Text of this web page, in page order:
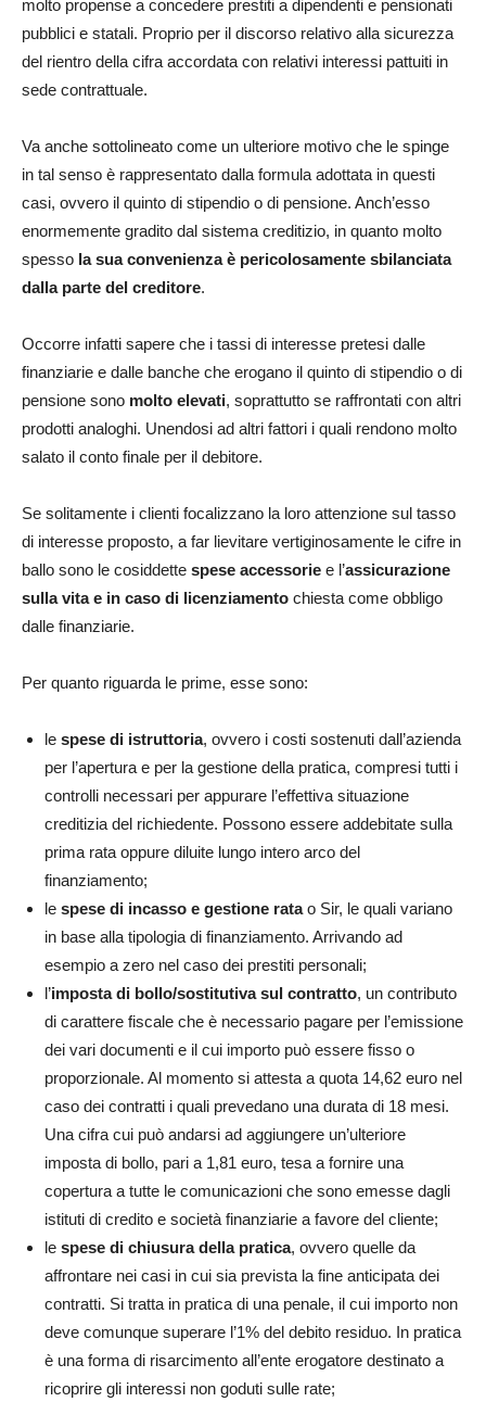
molto propense a concedere prestiti a dipendenti e pensionati
pubblici e statali. Proprio per il discorso relativo alla sicurezza
del rientro della cifra accordata con relativi interessi pattuiti in
sede contrattuale.
Va anche sottolineato come un ulteriore motivo che le spinge
in tal senso è rappresentato dalla formula adottata in questi
casi, ovvero il quinto di stipendio o di pensione. Anch’esso
enormemente gradito dal sistema creditizio, in quanto molto
spesso la sua convenienza è pericolosamente sbilanciata
dalla parte del creditore.
Occorre infatti sapere che i tassi di interesse pretesi dalle
finanziarie e dalle banche che erogano il quinto di stipendio o di
pensione sono molto elevati, soprattutto se raffrontati con altri
prodotti analoghi. Unendosi ad altri fattori i quali rendono molto
salato il conto finale per il debitore.
Se solitamente i clienti focalizzano la loro attenzione sul tasso
di interesse proposto, a far lievitare vertiginosamente le cifre in
ballo sono le cosiddette spese accessorie e l’assicurazione
sulla vita e in caso di licenziamento chiesta come obbligo
dalle finanziarie.
Per quanto riguarda le prime, esse sono:
le spese di istruttoria, ovvero i costi sostenuti dall’azienda
per l’apertura e per la gestione della pratica, compresi tutti i
controlli necessari per appurare l’effettiva situazione
creditizia del richiedente. Possono essere addebitate sulla
prima rata oppure diluite lungo intero arco del
finanziamento;
le spese di incasso e gestione ratao Sir, le quali variano
in base alla tipologia di finanziamento. Arrivando ad
esempio a zero nel caso dei prestiti personali;
l’imposta di bollo/sostitutiva sul contratto, un contributo
di carattere fiscale che è necessario pagare per l’emissione
dei vari documenti e il cui importo può essere fisso o
proporzionale. Al momento si attesta a quota 14,62 euro nel
caso dei contratti i quali prevedano una durata di 18 mesi.
Una cifra cui può andarsi ad aggiungere un’ulteriore
imposta di bollo, pari a 1,81 euro, tesa a fornire una
copertura a tutte le comunicazioni che sono emesse dagli
istituti di credito e società finanziarie a favore del cliente;
le spese di chiusura della pratica, ovvero quelle da
affrontare nei casi in cui sia prevista la fine anticipata dei
contratti. Si tratta in pratica di una penale, il cui importo non
deve comunque superare l’1% del debito residuo. In pratica
è una forma di risarcimento all’ente erogatore destinato a
ricoprire gli interessi non goduti sulle rate;